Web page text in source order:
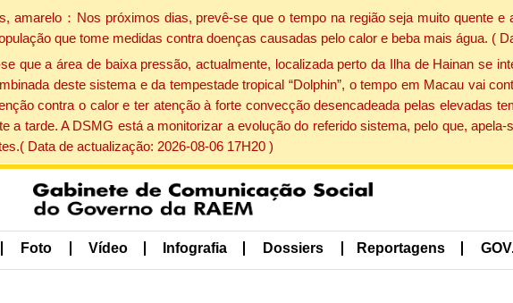
amarelo：Nos próximos dias, prevê-se que o tempo na região seja muito quente
que tome medidas contra doenças causadas pelo calor e beba mais água. (
que a área de baixa pressão, actualmente, localizada perto da Ilha de Hainan se
deste sistema e da tempestade tropical “Dolphin”, o tempo em Macau vai
contra o calor e ter atenção à forte convecção desencadeada pelas elevadas
a tarde. A DSMG está a monitorizar a evolução do referido sistema, pelo que,
Data de actualização: 2026-08-06 17H20 )
Foto Vídeo Infografia Dossiers Reportagens